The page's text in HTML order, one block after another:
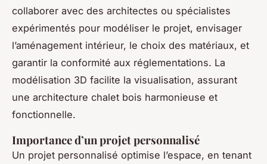
collaborer avec des architectes ou spécialistes
expérimentés pour modéliser le projet, envisager
l’aménagement intérieur, le choix des matériaux, et
garantir la conformité aux réglementations. La
modélisation 3D facilite la visualisation, assurant
une architecture chalet bois harmonieuse et
fonctionnelle.
Importance d’un projet personnalisé
Un projet personnalisé optimise l’espace, en tenant